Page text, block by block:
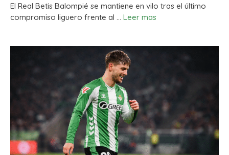
El Real Betis Balompié se mantiene en vilo tras el último
compromiso liguero frente al … Leer mas